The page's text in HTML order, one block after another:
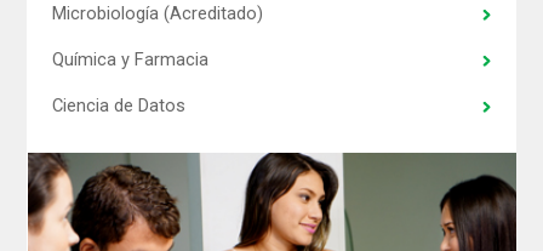
Microbiología (Acreditado)
Química y Farmacia
Ciencia de Datos